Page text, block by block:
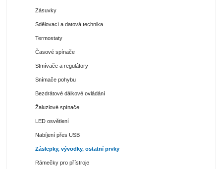
Zásuvky
Sdělovací a datová technika
Termostaty
Časové spínače
Stmívače a regulátory
Snímače pohybu
Bezdrátové dálkové ovládání
Žaluziové spínače
LED osvětlení
Nabíjení přes USB
Záslepky, vývodky, ostatní prvky
Rámečky pro přístroje